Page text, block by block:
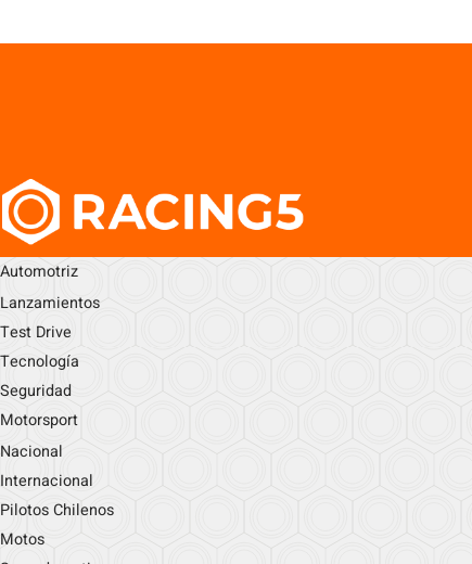
Automotriz
Lanzamientos
Test Drive
Tecnología
Seguridad
Motorsport
Nacional
Internacional
Pilotos Chilenos
Motos